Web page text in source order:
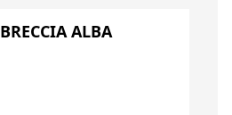
BRECCIA ALBA